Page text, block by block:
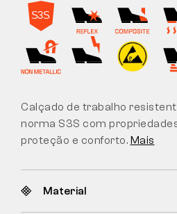
Calçado de trabalho
norma S3S com
proteção e conforto. Mais
Material